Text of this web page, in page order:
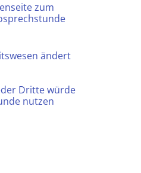
zum
ändert
Dritte würde
nutzen